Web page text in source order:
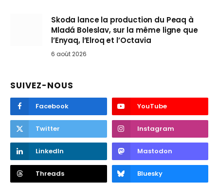
Skoda lance la production du Peaq à
Mladá Boleslav, sur la même ligne que
l’Enyaq, l’Elroq et l’Octavia
6 août 2026
SUIVEZ-NOUS
Facebook YouTube
Twitter Instagram
LinkedIn Mastodon
Threads Bluesky